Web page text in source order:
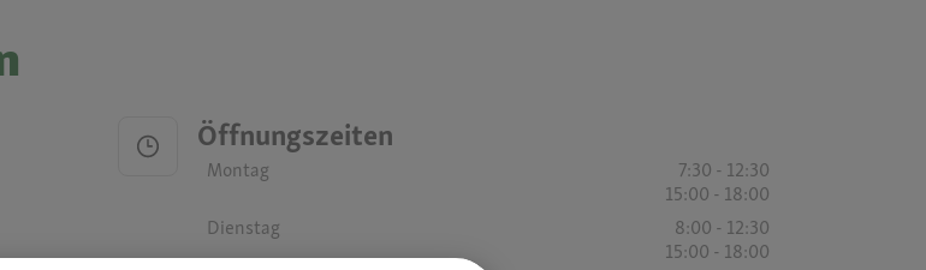
Öffnungszeiten
Montag
7:30 - 12:30
15:00 - 18:00
Dienstag
8:00 - 12:30
15:00 - 18:00